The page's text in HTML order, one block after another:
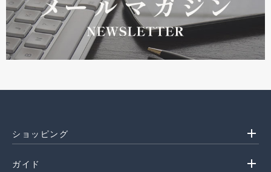
ショッピング add
ガイド add